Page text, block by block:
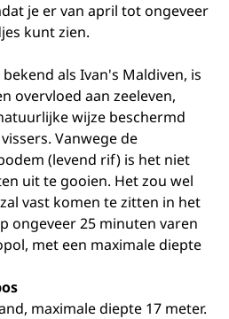
je er van april tot ongeveer
kunt zien.
als Ivan's Maldiven, is
overvloed aan zeeleven,
wijze beschermd
Vanwege de
(levend rif) is het niet
uit te gooien. Het zou wel
vast komen te zitten in het
ongeveer 25 minuten varen
met een maximale diepte
maximale diepte 17 meter.